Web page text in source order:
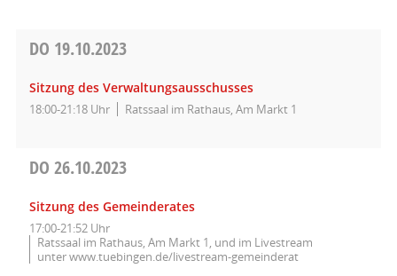
DO 19.10.2023
Sitzung des Verwaltungsausschusses
18:00-21:18 Uhr Ratssaal im Rathaus, Am Markt 1
DO 26.10.2023
Sitzung des Gemeinderates
17:00-21:52 Uhr
Ratssaal im Rathaus, Am Markt 1, und im Livestream
unter www.tuebingen.de/livestream-gemeinderat